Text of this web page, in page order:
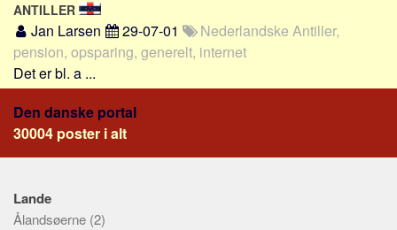
Hjælp
ANTILLER
Jan Larsen 29-07-01
Nederlandske Antiller,
pension, opsparing, generelt, internet
Det er bl. a ...
Den danske portal
30004 poster i alt
Lande
Ålandsøerne (2)